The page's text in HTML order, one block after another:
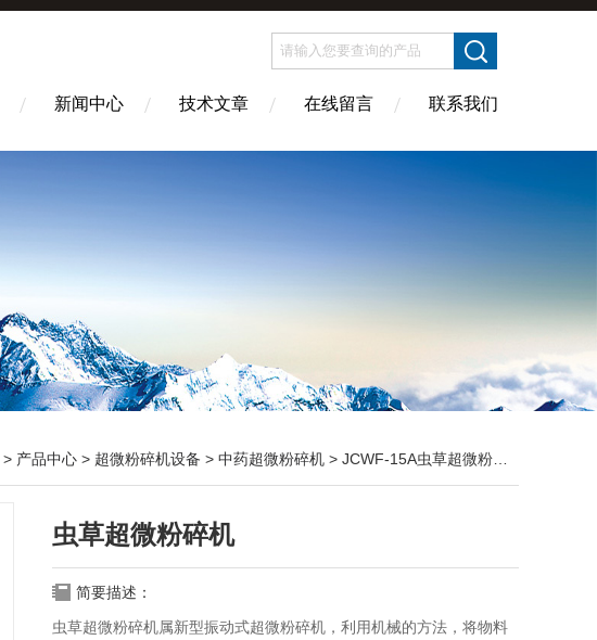
新闻中心 技术文章 在线留言 联系我们
> 产品中心 > 超微粉碎机设备 > 中药超微粉碎机 > JCWF-15A虫草超微粉碎机
虫草超微粉碎机
简要描述：
虫草超微粉碎机属新型振动式超微粉碎机，利用机械的方法，将物料